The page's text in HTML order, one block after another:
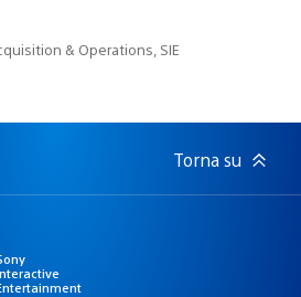
& Operations, SIE
Torna su